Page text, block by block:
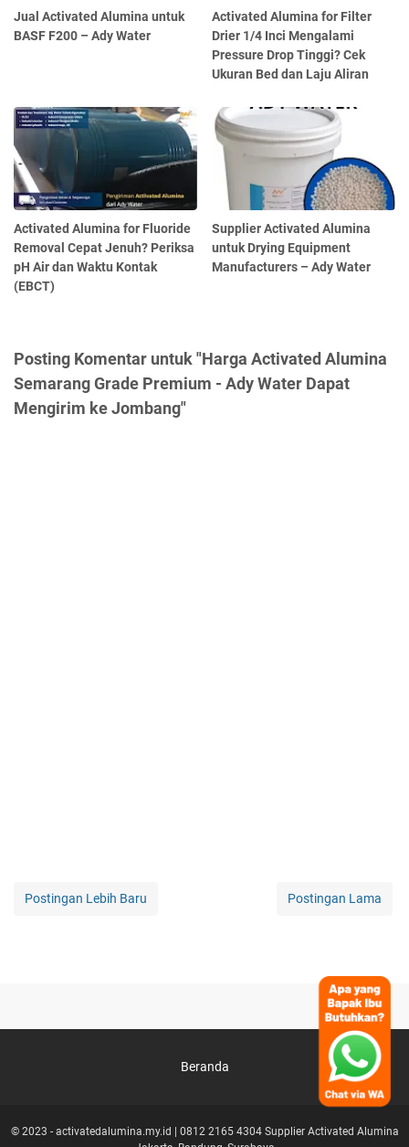
Jual Activated Alumina untuk
BASF F200 – Ady Water
Activated Alumina for Filter
Drier 1/4 Inci Mengalami
Pressure Drop Tinggi? Cek
Ukuran Bed dan Laju Aliran
Activated Alumina for Fluoride
Removal Cepat Jenuh? Periksa
pH Air dan Waktu Kontak
(EBCT)
Supplier Activated Alumina
untuk Drying Equipment
Manufacturers – Ady Water
Posting Komentar untuk "Harga Activated Alumina
Semarang Grade Premium - Ady Water Dapat
Mengirim ke Jombang"
Postingan Lebih Baru Postingan Lama
Beranda
© 2023 - activatedalumina.my.id | 0812 2165 4304 Supplier Activated Alumina